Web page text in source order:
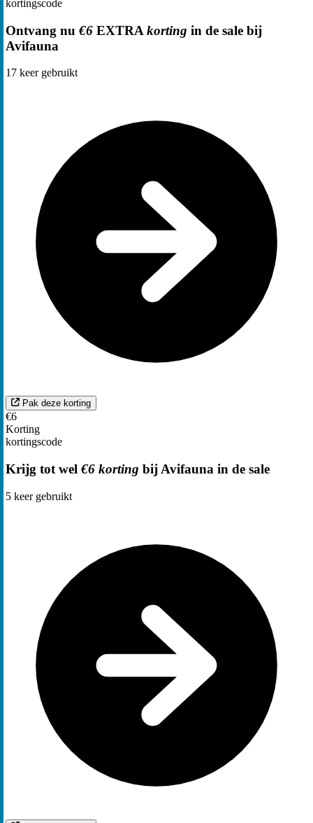
kortingscode
Ontvang nu €6 EXTRA korting in de sale bij
Avifauna
17 keer gebruikt
Pak deze korting
€6
Korting
kortingscode
Krijg tot wel €6 korting bij Avifauna in de sale
5 keer gebruikt